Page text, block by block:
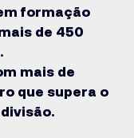
formação
de 450
mais de
que supera o